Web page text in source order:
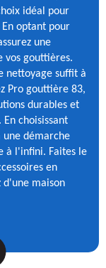
idéal pour
optant pour
une
vos gouttières.
nettoyage suffit à
Pro gouttière 83,
durables et
choisissant
une démarche
à l'infini. Faites le
en
maison